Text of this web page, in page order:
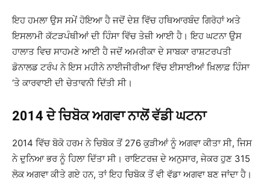
ਇਹ ਹਮਲਾ ਉਸ ਸਮੇਂ ਹੋਇਆ ਹੈ ਜਦੋਂ ਦੇਸ਼ ਵਿੱਚ ਹਥਿਆਰਬੰਦ ਗਿਰੋਹਾਂ ਅਤੇ
ਇਸਲਾਮੀ ਕੱਟੜਪੰਥੀਆਂ ਦੀ ਹਿੰਸਾ ਵਿੱਚ ਤੇਜ਼ੀ ਆਈ ਹੈ। ਇਹ ਘਟਨਾ ਉਸ
ਹਾਲਾਤ ਵਿਚ ਸਾਹਮਣੇ ਆਈ ਹੈ ਜਦੋਂ ਅਮਰੀਕਾ ਦੇ ਸਾਬਕਾ ਰਾਸ਼ਟਰਪਤੀ
ਡੋਨਾਲਡ ਟਰੰਪ ਨੇ ਇਸ ਮਹੀਨੇ ਨਾਈਜੀਰੀਆ ਵਿੱਚ ਈਸਾਈਆਂ ਖ਼ਿਲਾਫ਼ ਹਿੰਸਾ
‘ਤੇ ਕਾਰਵਾਈ ਦੀ ਚੇਤਾਵਨੀ ਦਿੱਤੀ ਸੀ।
2014 ਦੇ ਚਿਬੋਕ ਅਗਵਾ ਨਾਲੋਂ ਵੱਡੀ ਘਟਨਾ
2014 ਵਿੱਚ ਬੋਕੋ ਹਰਮ ਨੇ ਚਿਬੋਕ ਤੋਂ 276 ਕੁੜੀਆਂ ਨੂੰ ਅਗਵਾ ਕੀਤਾ ਸੀ, ਜਿਸ
ਨੇ ਦੁਨਿਆ ਭਰ ਨੂੰ ਹਿਲਾ ਦਿੱਤਾ ਸੀ। ਰਾਇਟਰਜ਼ ਦੇ ਅਨੁਸਾਰ, ਜੇਕਰ ਹੁਣ 315
ਲੋਕ ਅਗਵਾ ਕੀਤੇ ਗਏ ਹਨ, ਤਾਂ ਇਹ ਚਿਬੋਕ ਤੋਂ ਵੀ ਵੱਡਾ ਅਗਵਾ ਬਣ ਜਾਂਦਾ ਹੈ।